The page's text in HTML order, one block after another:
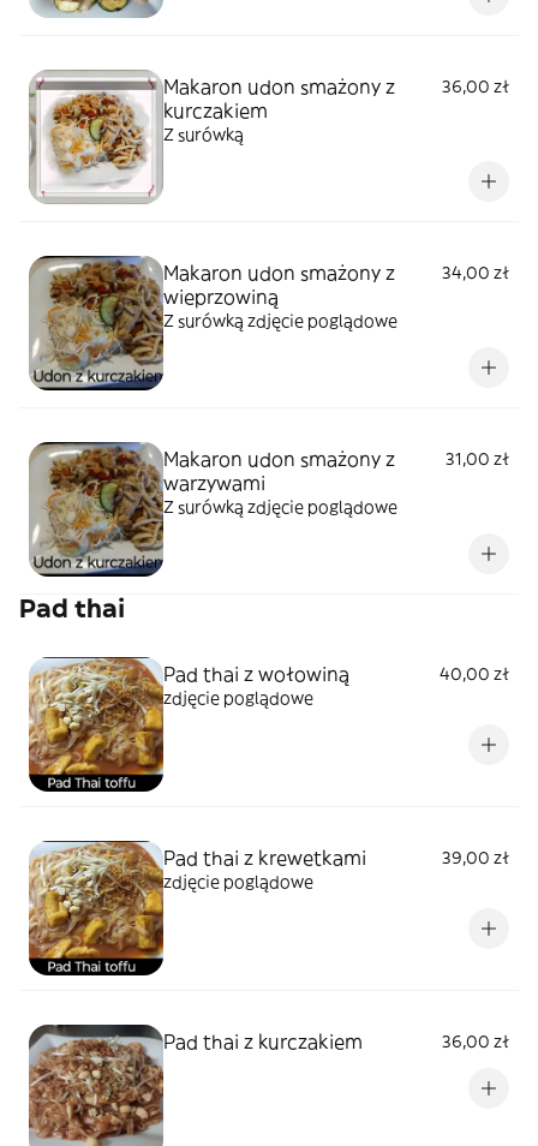
Makaron udon smażony z
kurczakiem
36,00 zł
Z surówką
Makaron udon smażony z
wieprzowiną
34,00 zł
Z surówką zdjęcie poglądowe
Makaron udon smażony z
warzywami
31,00 zł
Z surówką zdjęcie poglądowe
Pad thai
Pad thai z wołowiną
40,00 zł
zdjęcie poglądowe
Pad thai z krewetkami
39,00 zł
zdjęcie poglądowe
Pad thai z kurczakiem 36,00 zł